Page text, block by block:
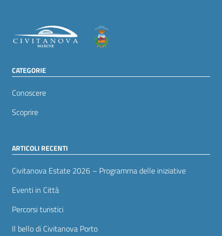
CATEGORIE
Conoscere
Scoprire
ARTICOLI RECENTI
Civitanova Estate 2026 – Programma delle iniziative
Eventi in Città
Percorsi turistici
Il bello di Civitanova Porto